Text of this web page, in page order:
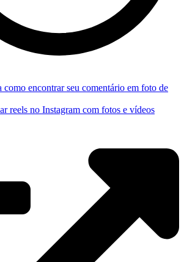
como encontrar seu comentário em foto de
reels no Instagram com fotos e vídeos